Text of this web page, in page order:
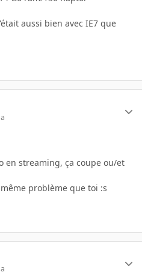
aussi bien avec IE7 que
en streaming, ça coupe ou/et
problème que toi :s